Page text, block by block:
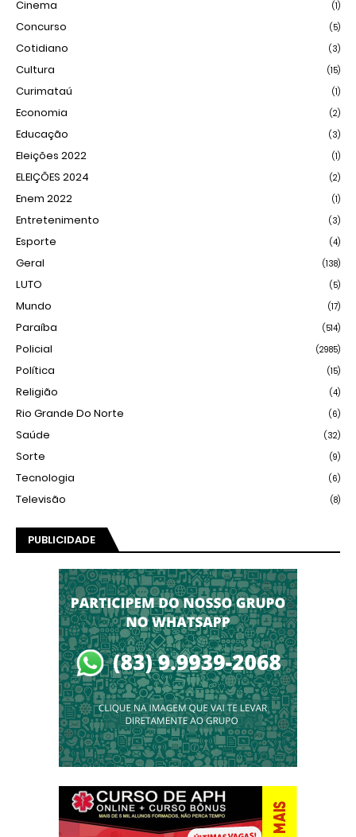
Cinema (1)
Concurso (5)
Cotidiano (3)
Cultura (15)
Curimataú (1)
Economia (2)
Educação (3)
Eleições 2022 (1)
ELEIÇÕES 2024 (2)
Enem 2022 (1)
Entretenimento (3)
Esporte (4)
Geral (138)
LUTO (5)
Mundo (17)
Paraíba (514)
Policial (2985)
Política (15)
Religião (4)
Rio Grande Do Norte (6)
Saúde (32)
Sorte (9)
Tecnologia (6)
Televisão (8)
PUBLICIDADE